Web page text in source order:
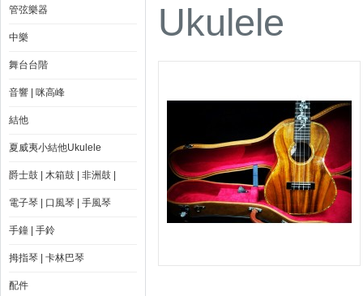
管弦樂器
中樂
舞台台階
音響 | 咪高峰
結他
夏威夷小結他Ukulele
爵士鼓 | 木箱鼓 | 非洲鼓 |
電子琴 | 口風琴 | 手風琴
手鐘 | 手鈴
拇指琴 | 卡林巴琴
配件
Ukulele